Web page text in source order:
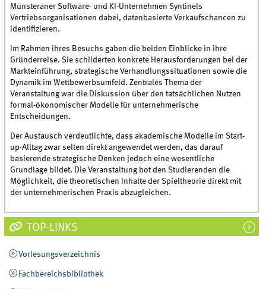
Münsteraner Software- und KI-Unternehmen Syntinels
Vertriebsorganisationen dabei, datenbasierte Verkaufschancen zu
identifizieren.
Im Rahmen ihres Besuchs gaben die beiden Einblicke in ihre
Gründerreise. Sie schilderten konkrete Herausforderungen bei der
Markteinführung, strategische Verhandlungssituationen sowie die
Dynamik im Wettbewerbsumfeld. Zentrales Thema der
Veranstaltung war die Diskussion über den tatsächlichen Nutzen
formal-ökonomischer Modelle für unternehmerische
Entscheidungen.
Der Austausch verdeutlichte, dass akademische Modelle im Start-
up-Alltag zwar selten direkt angewendet werden, das darauf
basierende strategische Denken jedoch eine wesentliche
Grundlage bildet. Die Veranstaltung bot den Studierenden die
Möglichkeit, die theoretischen Inhalte der Spieltheorie direkt mit
der unternehmerischen Praxis abzugleichen.
TOP-LINKS
Vorlesungsverzeichnis
Fachbereichsbibliothek